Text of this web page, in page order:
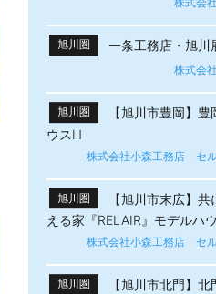
旭川圏 一条工務店・旭川
株式会
旭川圏
【旭川市豊岡】豊
ウスⅢ
株式会社小森工務店 セ
旭川圏
【旭川市末広】共
える家『RELAIR』モデルハ
株式会社小森工務店 セル
旭川圏
【旭川市北門】北